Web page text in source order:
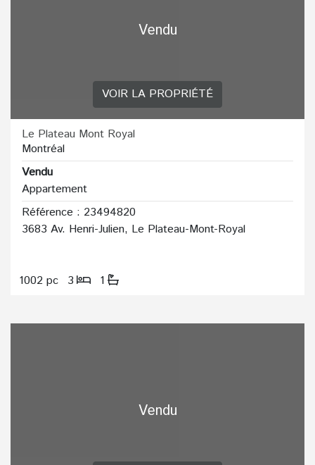
Vendu
VOIR LA PROPRIÉTÉ
Le Plateau Mont Royal
Montréal
Vendu
Appartement
Référence : 23494820
3683 Av. Henri-Julien, Le Plateau-Mont-Royal
1002 pc 3 1
Vendu